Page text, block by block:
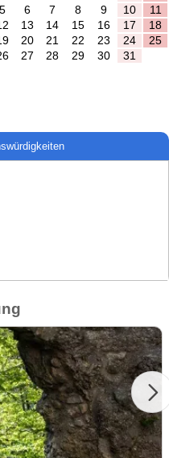
5
6 7 8 9 10
11
13 14 15 16 17
18
20 21 22 23 24
25
27 28 29 30 31